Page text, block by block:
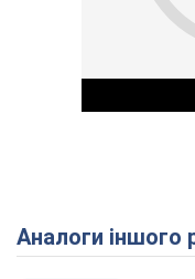
Аналоги